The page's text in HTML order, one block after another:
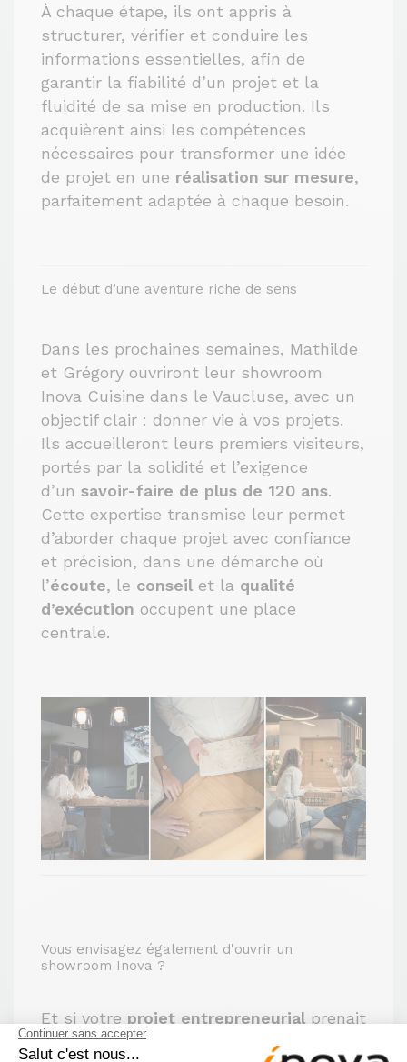
À chaque étape, ils ont appris à
structurer, vérifier et conduire les
informations essentielles, afin de
garantir la fiabilité d’un projet et la
fluidité de sa mise en production. Ils
acquièrent ainsi les compétences
nécessaires pour transformer une idée
de projet en une réalisation sur mesure,
parfaitement adaptée à chaque besoin.
Le début d’une aventure riche de sens
Dans les prochaines semaines, Mathilde
et Grégory ouvriront leur showroom
Inova Cuisine dans le Vaucluse, avec un
objectif clair : donner vie à vos projets.
Ils accueilleront leurs premiers visiteurs,
portés par la solidité et l’exigence
d’un savoir-faire de plus de 120 ans.
Cette expertise transmise leur permet
d’aborder chaque projet avec confiance
et précision, dans une démarche où
l’écoute, le conseilet la qualité
d’exécution occupent une place
centrale.
Vous envisagez également d'ouvrir un
showroom Inova ?
Et si votre projet entrepreneurialprenait
du sens ? Rejoignez un réseau engagé